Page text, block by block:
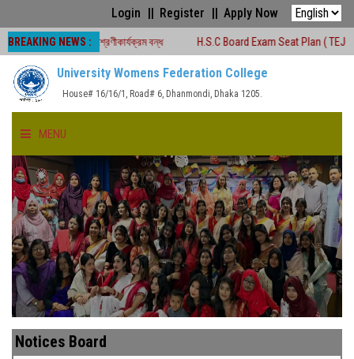
Login Register Apply Now
BREAKING NEWS :
সময়ে শ্রেণীকার্যক্রম বন্ধ H.S.C Board Exam Seat Plan ( TEJGAON
University Womens Federation College
House# 16/16/1, Road# 6, Dhanmondi, Dhaka 1205.
MENU
HOME
ABOUT US
FACULTIES
ACADEMICS
GALLERY
Notices Board